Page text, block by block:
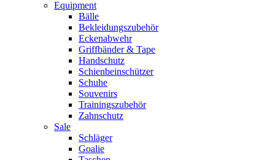
Equipment
Bälle
Bekleidungszubehör
Eckenabwehr
Griffbänder & Tape
Handschutz
Schienbeinschützer
Schuhe
Souvenirs
Trainingszubehör
Zahnschutz
Sale
Schläger
Goalie